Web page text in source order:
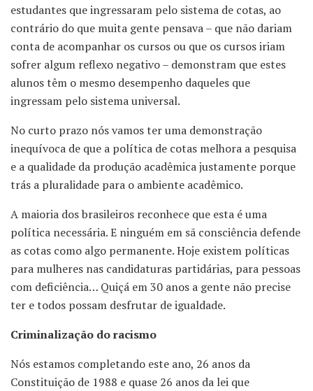
estudantes que ingressaram pelo sistema de cotas, ao
contrário do que muita gente pensava – que não dariam
conta de acompanhar os cursos ou que os cursos iriam
sofrer algum reflexo negativo – demonstram que estes
alunos têm o mesmo desempenho daqueles que
ingressam pelo sistema universal.
No curto prazo nós vamos ter uma demonstração
inequívoca de que a política de cotas melhora a pesquisa
e a qualidade da produção acadêmica justamente porque
trás a pluralidade para o ambiente acadêmico.
A maioria dos brasileiros reconhece que esta é uma
política necessária. E ninguém em sã consciência defende
as cotas como algo permanente. Hoje existem políticas
para mulheres nas candidaturas partidárias, para pessoas
com deficiência… Quiçá em 30 anos a gente não precise
ter e todos possam desfrutar de igualdade.
Criminalização do racismo
Nós estamos completando este ano, 26 anos da
Constituição de 1988 e quase 26 anos da lei que